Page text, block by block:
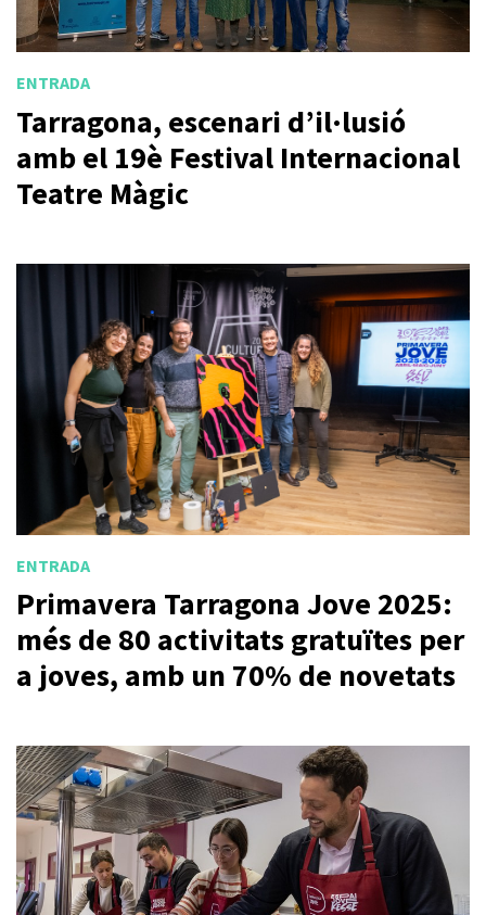
ENTRADA
Tarragona, escenari d’il·lusió
amb el 19è Festival Internacional
Teatre Màgic
ENTRADA
Primavera Tarragona Jove 2025:
més de 80 activitats gratuïtes per
a joves, amb un 70% de novetats